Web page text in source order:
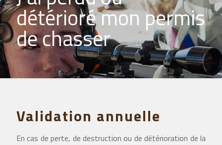
détérioré mon permis
de chasser
Validation annuelle
En cas de perte, de destruction ou de détérioration de la